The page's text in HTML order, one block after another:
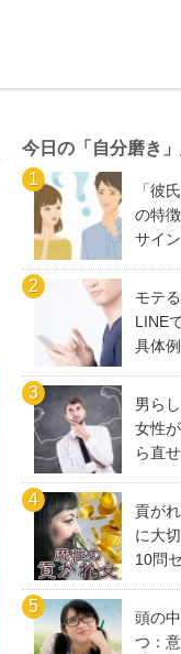
今日の「自分磨き
「彼
の特
サイ
モテ
LINE
具体
男ら
女性
ら直
貢が
に大
10問
頭の
つ：